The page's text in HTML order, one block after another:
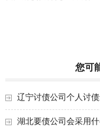
您可
辽宁讨债公司个人讨
湖北要债公司会采用